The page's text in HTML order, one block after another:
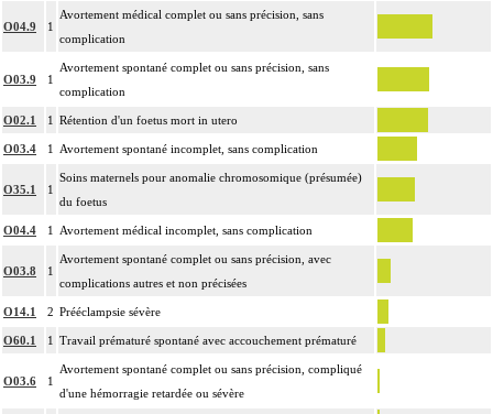
O04.9 1
Avortement médical complet ou sans précision, sans
complication
O03.9 1
Avortement spontané complet ou sans précision, sans
complication
O02.1 1 Rétention d'un foetus mort in utero
O03.4 1 Avortement spontané incomplet, sans complication
O35.1 1
Soins maternels pour anomalie chromosomique (présumée)
du foetus
O04.4 1 Avortement médical incomplet, sans complication
O03.8 1
Avortement spontané complet ou sans précision, avec
complications autres et non précisées
O14.1 2 Prééclampsie sévère
O60.1 1 Travail prématuré spontané avec accouchement prématuré
O03.6 1
Avortement spontané complet ou sans précision, compliqué
d'une hémorragie retardée ou sévère